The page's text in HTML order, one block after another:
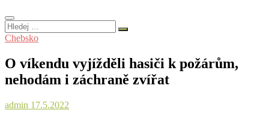
Hledej
…
Chebsko
O víkendu vyjížděli hasiči k požárům,
nehodám i záchraně zvířat
admin 17.5.2022